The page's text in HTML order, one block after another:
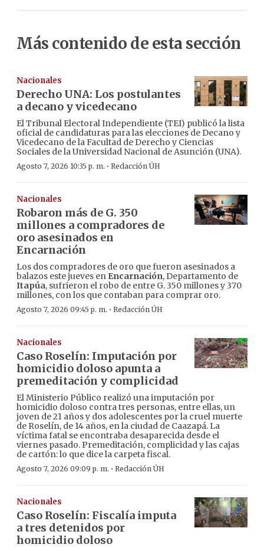
Más contenido de esta sección
Nacionales
Derecho UNA: Los postulantes
a decano y vicedecano
El Tribunal Electoral Independiente (TEI) publicó la lista
oficial de candidaturas para las elecciones de Decano y
Vicedecano de la Facultad de Derecho y Ciencias
Sociales de la Universidad Nacional de Asunción (UNA).
Agosto 7, 2026 10:35 p. m. · Redacción ÚH
Nacionales
Robaron más de G. 350
millones a compradores de
oro asesinados en
Encarnación
Los dos compradores de oro que fueron asesinados a
balazos este jueves en Encarnación, Departamento de
Itapúa, sufrieron el robo de entre G. 350 millones y 370
millones, con los que contaban para comprar oro.
Agosto 7, 2026 09:45 p. m. · Redacción ÚH
Nacionales
Caso Roselín: Imputación por
homicidio doloso apunta a
premeditación y complicidad
El Ministerio Público realizó una imputación por
homicidio doloso contra tres personas, entre ellas, un
joven de 21 años y dos adolescentes por la cruel muerte
de Roselín, de 14 años, en la ciudad de Caazapá. La
víctima fatal se encontraba desaparecida desde el
viernes pasado. Premeditación, complicidad y las cajas
de cartón: lo que dice la carpeta fiscal.
Agosto 7, 2026 09:09 p. m. · Redacción ÚH
Nacionales
Caso Roselín: Fiscalía imputa
a tres detenidos por
homicidio doloso